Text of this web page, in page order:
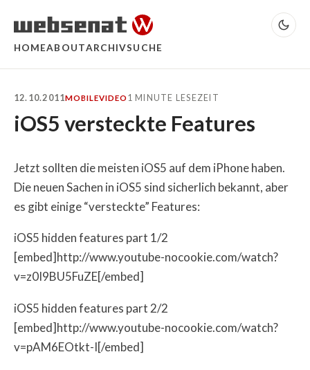
HOMEABOUTARCHIVSUCHE
12.10.2011MOBILEVIDEO 1 MINUTE LESEZEIT
iOS5 versteckte Features
Jetzt sollten die meisten iOS5 auf dem iPhone haben.
Die neuen Sachen in iOS5 sind sicherlich bekannt, aber
es gibt einige “versteckte” Features:
iOS5 hidden features part 1/2
[embed]http://www.youtube-nocookie.com/watch?
v=z0I9BU5FuZE[/embed]
iOS5 hidden features part 2/2
[embed]http://www.youtube-nocookie.com/watch?
v=pAM6EOtkt-I[/embed]